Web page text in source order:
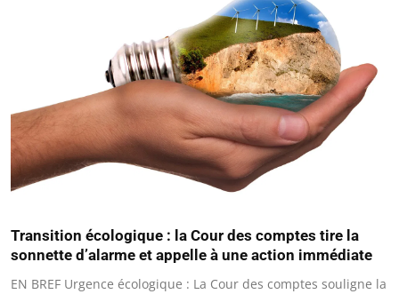
Transition écologique : la Cour des comptes tire la
sonnette d’alarme et appelle à une action immédiate
EN BREF Urgence écologique : La Cour des comptes souligne la